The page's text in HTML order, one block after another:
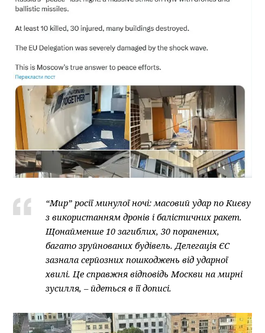
“Мир” росії минулої ночі: масовий удар по Києву
з використанням дронів і балістичних ракет.
Щонайменше 10 загиблих, 30 поранених,
багато зруйнованих будівель. Делегація ЄС
зазнала серйозних пошкоджень від ударної
хвилі. Це справжня відповідь Москви на мирні
зусилля, – йдеться в її дописі.